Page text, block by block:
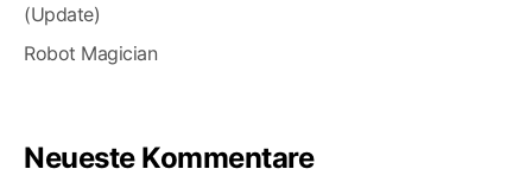
(Update)
Robot Magician
Neueste Kommentare